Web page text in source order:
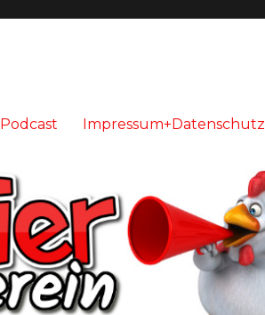
Podcast Impressum+Datenschutz